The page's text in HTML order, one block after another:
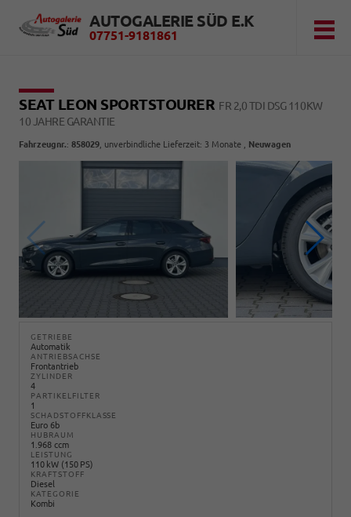
AUTOGALERIE SÜD E.K
07751-9181861
SEAT LEON SPORTSTOURER FR 2,0 TDI DSG 110KW
10 JAHRE GARANTIE
Fahrzeugnr.: 858029 , unverbindliche Lieferzeit: 3 Monate Neuwagen
GETRIEBE
Automatik
ANTRIEBSACHSE
Frontantrieb
ZYLINDER
4
PARTIKELFILTER
1
SCHADSTOFFKLASSE
Euro 6b
HUBRAUM
1.968 ccm
LEISTUNG
110 kW (150 PS)
KRAFTSTOFF
Diesel
KATEGORIE
Kombi